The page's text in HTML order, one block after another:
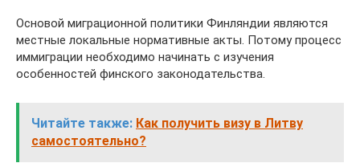
Основой миграционной политики Финляндии являются
местные локальные нормативные акты. Потому процесс
иммиграции необходимо начинать с изучения
особенностей финского законодательства.
Читайте также: Как получить визу в Литву
самостоятельно?